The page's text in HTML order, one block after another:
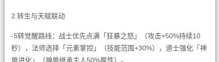
2.转生与天赋联动
-5转觉醒路线：战士优先点满「狂暴之怒」（攻击+50%持续10
秒），法师选择「元素掌控」（技能范围+30%），道士强化「神
兽进化」（神兽继承主人50%属性）。